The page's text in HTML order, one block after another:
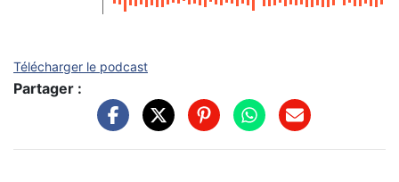
Télécharger le podcast
Partager :